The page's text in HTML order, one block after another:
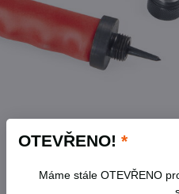
OTEVŘENO! *
Máme stále OTEVŘENO